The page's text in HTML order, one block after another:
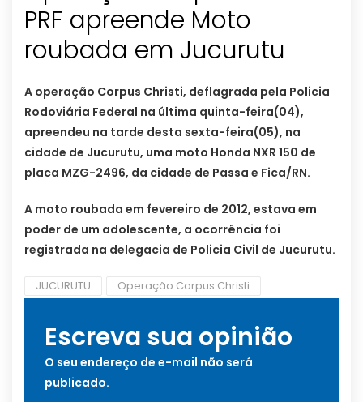
PRF apreende Moto
roubada em Jucurutu
A operação Corpus Christi, deflagrada pela Policia
Rodoviária Federal na última quinta-feira(04),
apreendeu na tarde desta sexta-feira(05), na
cidade de Jucurutu, uma moto Honda NXR 150 de
placa MZG-2496, da cidade de Passa e Fica/RN.
A moto roubada em fevereiro de 2012, estava em
poder de um adolescente, a ocorrência foi
registrada na delegacia de Policia Civil de Jucurutu.
JUCURUTU Operação Corpus Christi
Escreva sua opinião
O seu endereço de e-mail não será
publicado.